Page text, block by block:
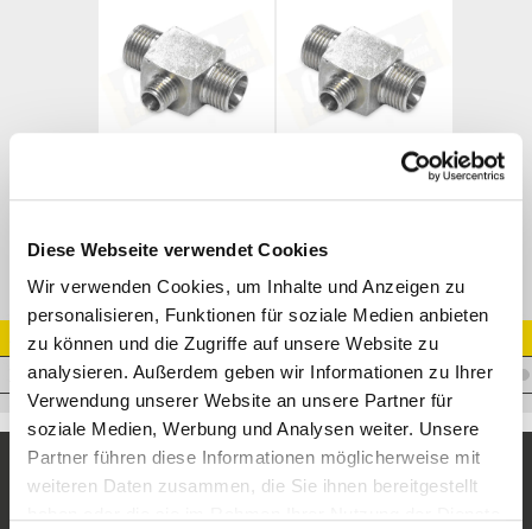
Diese Webseite verwendet Cookies
Wir verwenden Cookies, um Inhalte und Anzeigen zu
personalisieren, Funktionen für soziale Medien anbieten
zu können und die Zugriffe auf unsere Website zu
analysieren. Außerdem geben wir Informationen zu Ihrer
Verwendung unserer Website an unsere Partner für
soziale Medien, Werbung und Analysen weiter. Unsere
Partner führen diese Informationen möglicherweise mit
weiteren Daten zusammen, die Sie ihnen bereitgestellt
Artikel Nr.
V.XTSR20/12/20